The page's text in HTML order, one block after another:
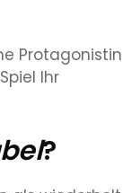
Protagonistin
Ihr
?